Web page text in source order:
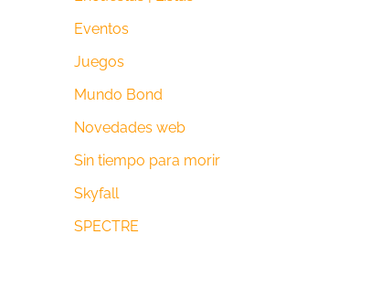
Eventos
Juegos
Mundo Bond
Novedades web
Sin tiempo para morir
Skyfall
SPECTRE